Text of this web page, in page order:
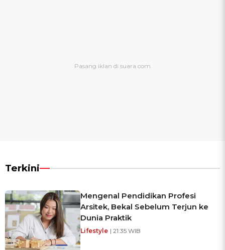
Terkini
Mengenal Pendidikan Profesi
Arsitek, Bekal Sebelum Terjun ke
Dunia Praktik
Lifestyle | 21:35 WIB